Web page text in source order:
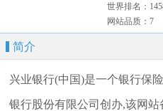
世界排名：
网站品质：7
简介
兴业银行(中国)是一个银行保
银行股份有限公司创办,该网站